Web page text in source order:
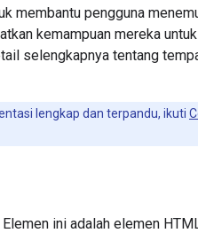
membantu pengguna
kemampuan mereka
selengkapnya tentang
lengkap dan terpandu, ikuti
ini adalah elemen